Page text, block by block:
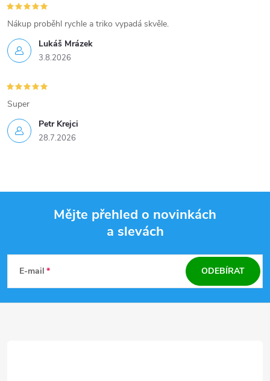
Lukáš Mrázek
3.8.2026
Nákup proběhl rychle a triko vypadá skvěle.
Petr Krejci
28.7.2026
Super
p
Mějte přehled o novinkách
a slevách
E-mail ODEBÍRAT